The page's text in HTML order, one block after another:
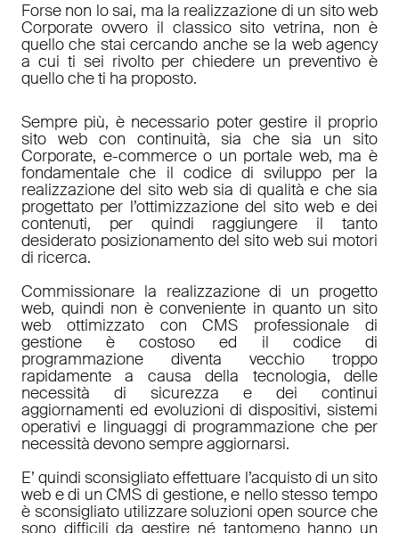
Forse non lo sai, ma la realizzazione di un sito web
Corporate ovvero il classico sito vetrina, non è
quello che stai cercando anche se la web agency
a cui ti sei rivolto per chiedere un preventivo è
quello che ti ha proposto.
Sempre più, è necessario poter gestire il proprio
sito web con continuità, sia che sia un sito
Corporate, e-commerce o un portale web, ma è
fondamentale che il codice di sviluppo per la
realizzazione del sito web sia di qualità e che sia
progettato per l’ottimizzazione del sito web e dei
contenuti, per quindi raggiungere il tanto
desiderato posizionamento del sito web sui motori
di ricerca.
Commissionare la realizzazione di un progetto
web, quindi non è conveniente in quanto un sito
web ottimizzato con CMS professionale di
gestione è costoso ed il codice di
programmazione diventa vecchio troppo
rapidamente a causa della tecnologia, delle
necessità di sicurezza e dei continui
aggiornamenti ed evoluzioni di dispositivi, sistemi
operativi e linguaggi di programmazione che per
necessità devono sempre aggiornarsi.
E’ quindi sconsigliato effettuare l’acquisto di un sito
web e di un CMS di gestione, e nello stesso tempo
è sconsigliato utilizzare soluzioni open source che
sono difficili da gestire né tantomeno hanno un